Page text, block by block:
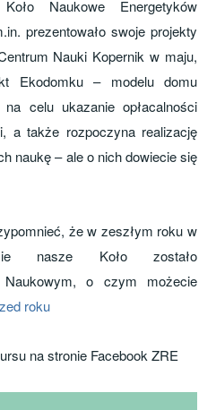
Naukowe Energetyków
prezentowało swoje projekty
Nauki Kopernik w maju,
Ekodomku – modelu domu
na celu ukazanie opłacalności
a także rozpoczyna realizację
naukę – ale o nich dowiecie się
że w zeszłym roku w
nasze Koło zostało
Naukowym, o czym możecie
roku
na stronie Facebook ZRE